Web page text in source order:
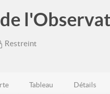
Restreint
Tableau Détails